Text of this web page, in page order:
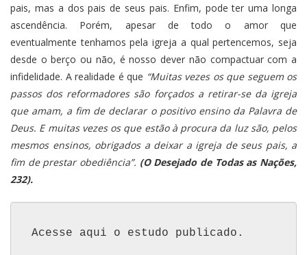
pais, mas a dos pais de seus pais. Enfim, pode ter uma longa
ascendência. Porém, apesar de todo o amor que
eventualmente tenhamos pela igreja a qual pertencemos, seja
desde o berço ou não, é nosso dever não compactuar com a
infidelidade. A realidade é que “Muitas vezes os que seguem os
passos dos reformadores são forçados a retirar-se da igreja
que amam, a fim de declarar o positivo ensino da Palavra de
Deus. E muitas vezes os que estão à procura da luz são, pelos
mesmos ensinos, obrigados a deixar a igreja de seus pais, a
fim de prestar obediência”. (O Desejado de Todas as Nações,
232).
Acesse aqui o estudo publicado.